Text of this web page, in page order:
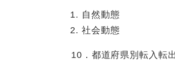
自然動態
社会動態
10．都道府県別転入転